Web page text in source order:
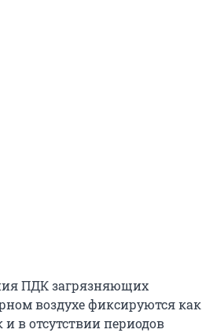
ПДК загрязняющих
воздухе фиксируются как
в отсутствии периодов